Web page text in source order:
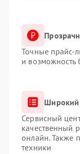
Точные прайс-
и возможность
Широкий
Сервисный
качественный
онлайн. Также
техники